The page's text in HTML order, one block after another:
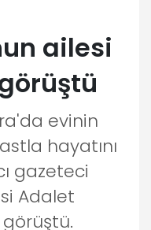
ailesi
evinin
hayatını
gazeteci
Adalet
görüştü.